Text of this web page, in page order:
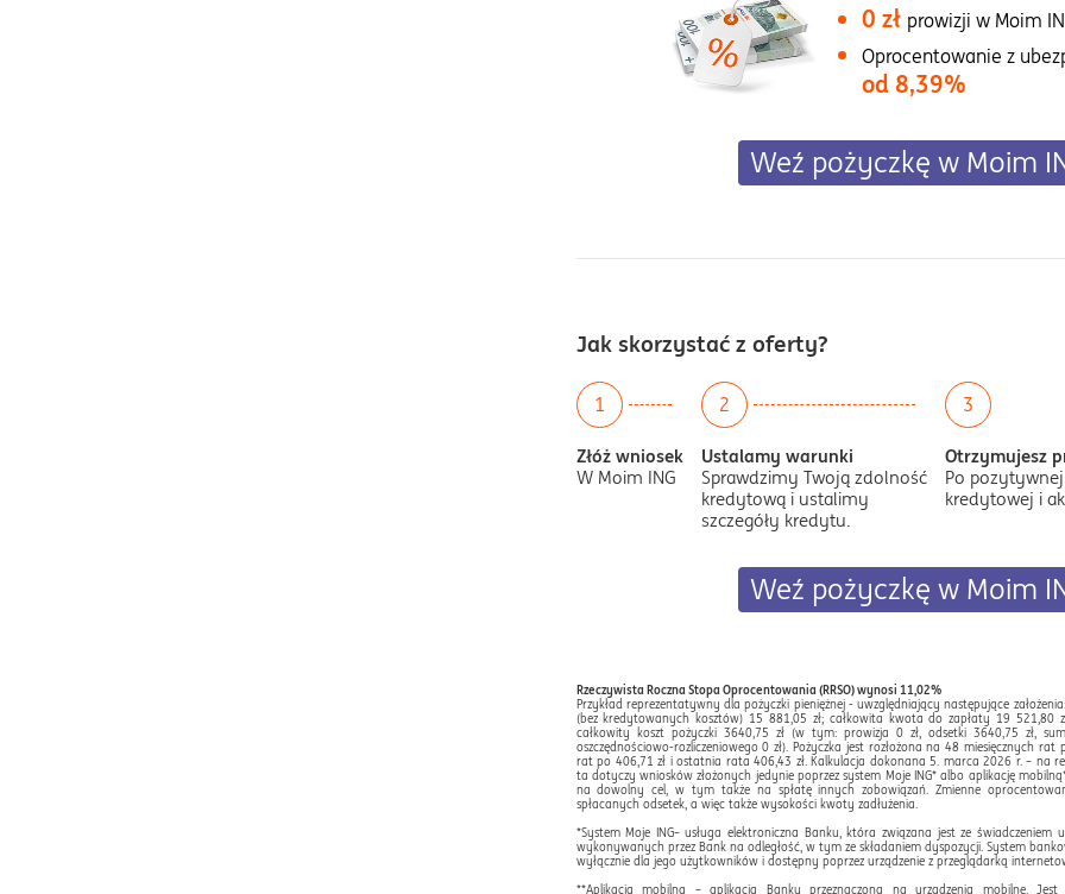
0 zł prowizji w Moim
Oprocentowanie z
od 8,39%
Weź pożyczkę w Moim
Jak skorzystać z oferty?
1
Złóż wniosek
W Moim ING
2
Ustalamy warunki
Sprawdzimy Twoją zdolność
kredytową i ustalimy
szczegóły kredytu.
3
Otrzymujesz
Po
kredytowej i
Weź pożyczkę w Moim
Rzeczywista Roczna Stopa Oprocentowania (RRSO) wynosi 11,02%
Przykład reprezentatywny dla pożyczki pieniężnej - uwzględniający następujące
(bez kredytowanych kosztów) 15 881,05 zł; całkowita kwota do zapłaty 19 521,80
całkowity koszt pożyczki 3640,75 zł (w tym: prowizja 0 zł, odsetki 3640,75 zł,
oszczędnościowo-rozliczeniowego 0 zł). Pożyczka jest rozłożona na 48 miesięcznych
rat po 406,71 zł i ostatnia rata 406,43 zł. Kalkulacja dokonana 5. marca 2026 r. – na
ta dotyczy wniosków złożonych jedynie poprzez system Moje ING* albo aplikację
na dowolny cel, w tym także na spłatę innych zobowiązań. Zmienne
spłacanych odsetek, a więc także wysokości kwoty zadłużenia.
*System Moje ING– usługa elektroniczna Banku, która związana jest ze świadczeniem
wykonywanych przez Bank na odległość, w tym ze składaniem dyspozycji. System
wyłącznie dla jego użytkowników i dostępny poprzez urządzenie z przeglądarką
**Aplikacja mobilna – aplikacja Banku przeznaczona na urządzenia mobilne.